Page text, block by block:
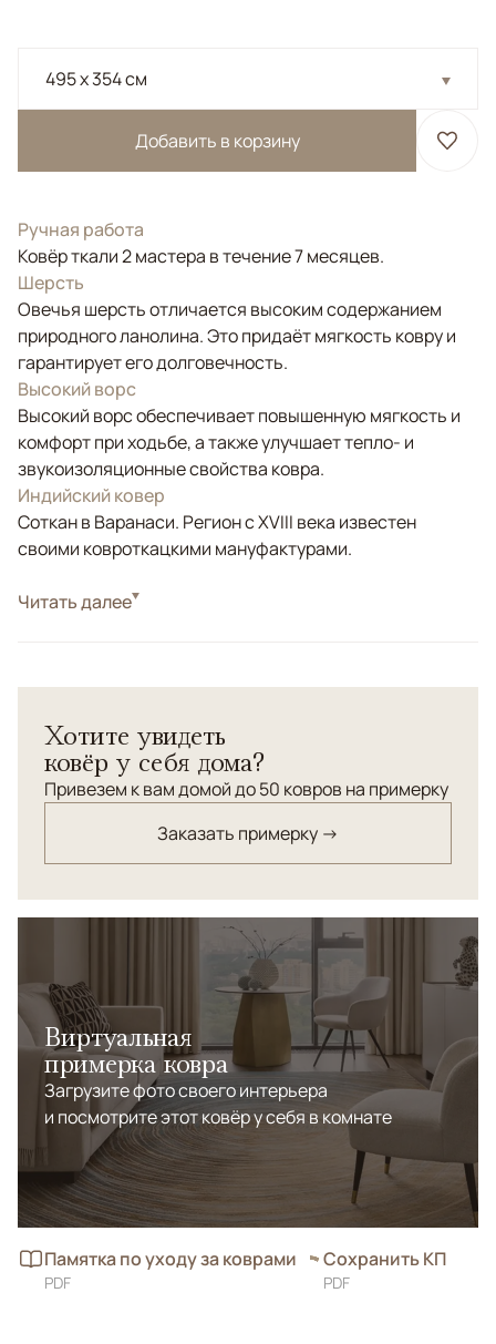
495 x 354 см
Добавить в корзину
Ручная работа
Ковёр ткали 2 мастера в течение 7 месяцев.
Шерсть
Овечья шерсть отличается высоким содержанием
природного ланолина. Это придаёт мягкость ковру и
гарантирует его долговечность.
Высокий ворс
Высокий ворс обеспечивает повышенную мягкость и
комфорт при ходьбе, а также улучшает тепло- и
звукоизоляционные свойства ковра.
Индийский ковер
Соткан в Варанаси. Регион с XVIII века известен
своими ковроткацкими мануфактурами.
СтильСовременные
работы из натуральной шерсти с мягким градиентным
переходом оттенков и высоким ворсом. Плавное
растворение цвета и тактильная поверхность
спокойствия, органично дополняя современные
интерьеры.
Читать далее
Хотите увидеть
ковёр у себя дома?
Привезем к вам домой до 50 ковров на примерку
Заказать примерку →
Виртуальная
примерка ковра
Загрузите фото своего интерьера
и посмотрите этот ковёр у себя в комнате
Памятка по уходу за коврами
PDF
Сохранить КП
PDF